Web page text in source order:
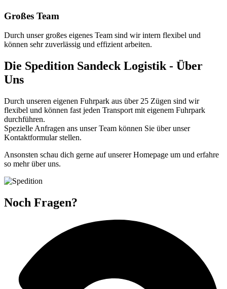
Großes Team
Durch unser großes eigenes Team sind wir intern flexibel und
können sehr zuverlässig und effizient arbeiten.
Die Spedition Sandeck Logistik - Über
Uns
Durch unseren eigenen Fuhrpark aus über 25 Zügen sind wir
flexibel und können fast jeden Transport mit eigenem Fuhrpark
durchführen.
Spezielle Anfragen ans unser Team können Sie über unser
Kontaktformular stellen.
Ansonsten schau dich gerne auf unserer Homepage um und erfahre
so mehr über uns.
Noch Fragen?